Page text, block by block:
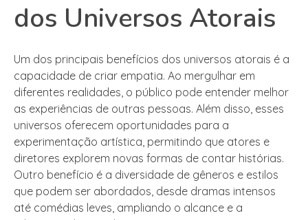
dos Universos Atorais
Um dos principais benefícios dos universos atorais é a
capacidade de criar empatia. Ao mergulhar em
diferentes realidades, o público pode entender melhor
as experiências de outras pessoas. Além disso, esses
universos oferecem oportunidades para a
experimentação artística, permitindo que atores e
diretores explorem novas formas de contar histórias.
Outro benefício é a diversidade de gêneros e estilos
que podem ser abordados, desde dramas intensos
até comédias leves, ampliando o alcance e a